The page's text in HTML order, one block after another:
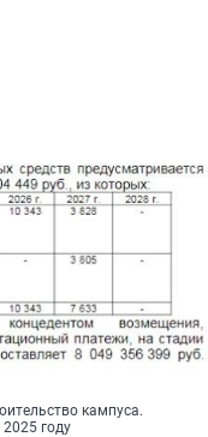
кампуса.
году